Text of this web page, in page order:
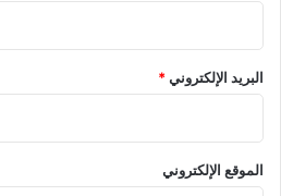
البريد الإلكتروني*
الموقع الإلكتروني